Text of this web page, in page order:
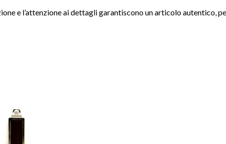
e l’attenzione ai dettagli garantiscono un articolo autentico,